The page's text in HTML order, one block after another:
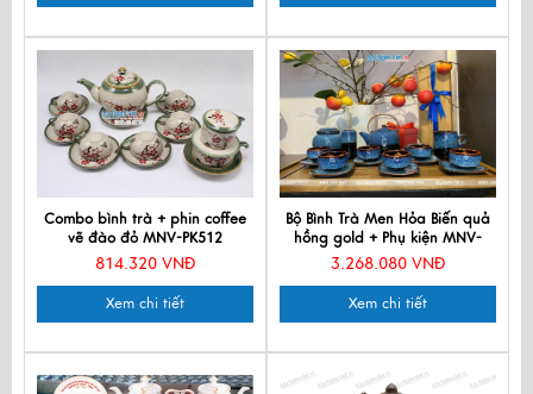
Combo bình trà + phin coffee
vẽ đào đỏ MNV-PK512
814.320 VNĐ
Xem chi tiết
Bộ Bình Trà Men Hỏa Biến quả
hồng gold + Phụ kiện MNV-
PKTS801-1.2
3.268.080 VNĐ
Xem chi tiết